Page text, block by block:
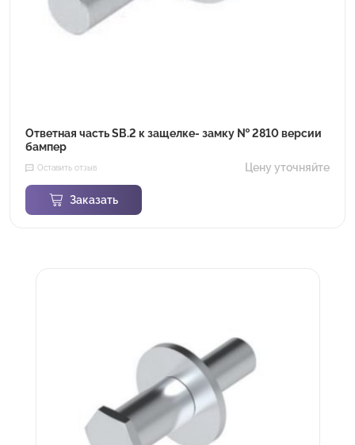
Ответная часть SB.2 к защелке- замку № 2810 версии
бампер
Оставить отзыв Цену уточняйте
Заказать